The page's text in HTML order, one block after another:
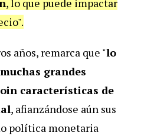
, lo que puede impactar
años, remarca que "lo
grandes
características de
, afianzándose aún sus
política monetaria